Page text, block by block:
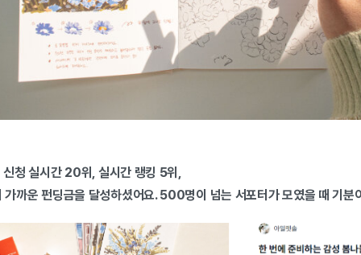
신청 실시간 20위, 실시간 랭킹 5위,
까운 펀딩금을 달성하셨어요. 500명이 넘는 서포터가 모였을 때 기분